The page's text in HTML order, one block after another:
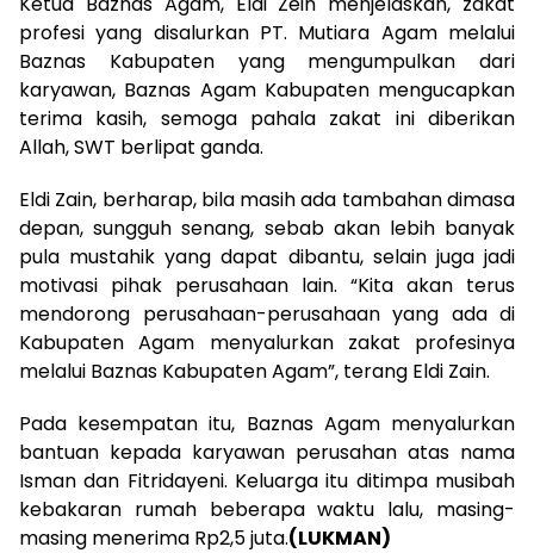
profesi yang disalurkan PT. Mutiara Agam melalui
Baznas Kabupaten yang mengumpulkan dari
karyawan, Baznas Agam Kabupaten mengucapkan
terima kasih, semoga pahala zakat ini diberikan
Allah, SWT berlipat ganda.
Eldi Zain, berharap, bila masih ada tambahan dimasa
depan, sungguh senang, sebab akan lebih banyak
pula mustahik yang dapat dibantu, selain juga jadi
motivasi pihak perusahaan lain. “Kita akan terus
mendorong perusahaan-perusahaan yang ada di
Kabupaten Agam menyalurkan zakat profesinya
melalui Baznas Kabupaten Agam”, terang Eldi Zain.
Pada kesempatan itu, Baznas Agam menyalurkan
bantuan kepada karyawan perusahan atas nama
Isman dan Fitridayeni. Keluarga itu ditimpa musibah
kebakaran rumah beberapa waktu lalu, masing-
masing menerima Rp2,5 juta.(LUKMAN)